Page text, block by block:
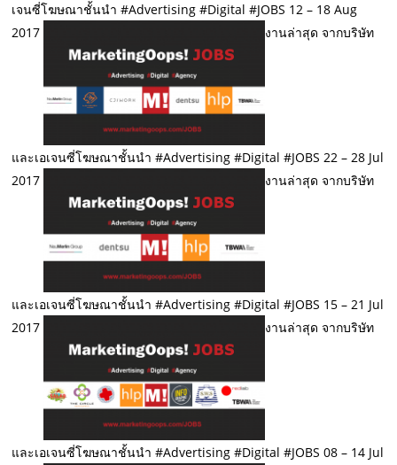
เจนซี่โฆษณาชั้นนำ #Advertising #Digital #JOBS 12 – 18 Aug
2017
งานล่าสุด จากบริษัท
และเอเจนซี่โฆษณาชั้นนำ #Advertising #Digital #JOBS 22 – 28 Jul
2017
งานล่าสุด จากบริษัท
และเอเจนซี่โฆษณาชั้นนำ #Advertising #Digital #JOBS 15 – 21 Jul
2017
งานล่าสุด จากบริษัท
และเอเจนซี่โฆษณาชั้นนำ #Advertising #Digital #JOBS 08 – 14 Jul